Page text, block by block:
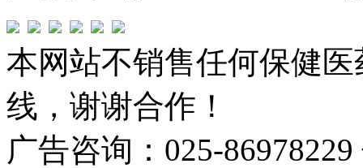
本网站不销售任何保健
线，谢谢合作！
广告咨询：025-86978229